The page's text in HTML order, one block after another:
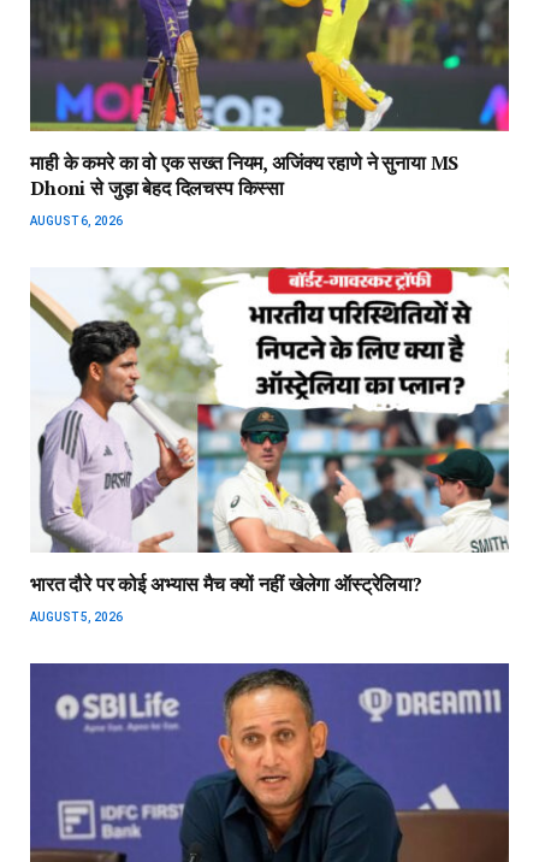
माही के कमरे का वो एक सख्त नियम, अजिंक्‍य रहाणे ने सुनाया MS
Dhoni से जुड़ा बेहद दिलचस्प किस्सा
AUGUST 6, 2026
भारत दौरे पर कोई अभ्यास मैच क्यों नहीं खेलेगा ऑस्ट्रेलिया?
AUGUST 5, 2026